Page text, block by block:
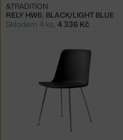
RELY HW6, BLACK/LIGHT BLUE
&TRADITION
Skladem 4 ks, 4 336 Kč